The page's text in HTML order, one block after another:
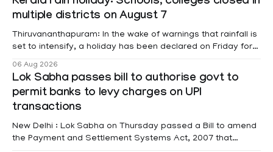
Affairs Pabitra Margherita in a written reply to questions
raised
multiple districts on August 7
Thiruvananthapuram: In the wake of warnings that rainfall is
set to intensify, a holiday has been declared on Friday for
Kottayam, Wayanad and Kasaragod districts. Meanwhile, a
red alert remains in place on Thursday for Kottayam,
Pathanamtitta and Idukki districts. Following a red alert on
06 Aug 2026
Lok Sabha passes bill to authorise govt to
permit banks to levy charges on UPI
transactions
New Delhi : Lok Sabha on Thursday passed a Bill to amend
the Payment and Settlement Systems Act, 2007 that